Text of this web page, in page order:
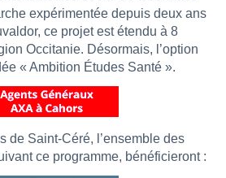
expérimentée depuis deux ans
ce projet est étendu à 8
Occitanie. Désormais, l’option
« Ambition Études Santé ».
de Saint-Céré, l’ensemble des
ce programme, bénéficieront :